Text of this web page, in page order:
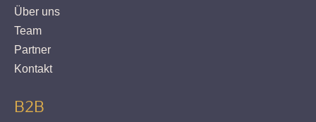
Über uns
Team
Partner
Kontakt
B2B